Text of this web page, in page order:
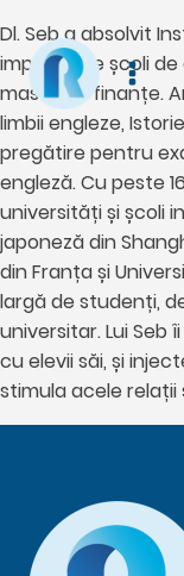
Dl. Seb a absolvit
importante școli de
master în finanțe.
limbii engleze,
pregătire pentru
engleză. Cu peste
universități și școli
japoneză din
din Franța și
largă de studenți,
universitar. Lui Seb
cu elevii săi, și
stimula acele